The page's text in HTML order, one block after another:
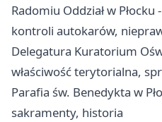
Radomiu Oddział w Płocku
kontroli autokarów,
Delegatura Kuratorium
właściwość terytorialna,
Parafia św. Benedykta w
sakramenty, historia